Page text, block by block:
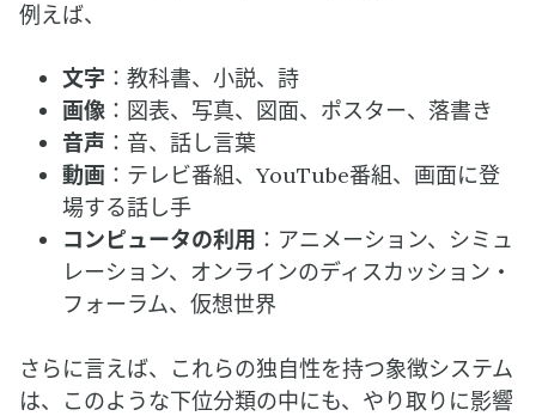
例えば、
文字 ：教科書、小説、詩
画像 ：図表、写真、図面、ポスター、落書き
音声 ：音、話し言葉
動画 ：テレビ番組、YouTube番組、画面に登
場する話し手
コンピュータの利用 ：アニメーション、シミュ
レーション、オンラインのディスカッション・
フォーラム、仮想世界
さらに言えば、これらの独自性を持つ象徴システム
は、このような下位分類の中にも、やり取りに影響